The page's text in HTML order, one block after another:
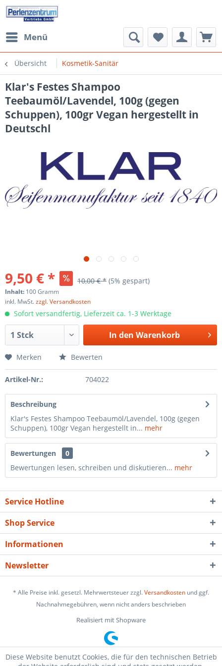
Menü
Übersicht Kosmetik-Sanitär
Klar's Festes Shampoo
Teebaumöl/Lavendel, 100g (gegen
Schuppen), 100gr Vegan hergestellt in
Deutschl
9,50 € * 10,00 € * (5% gespart)
Inhalt: 100 Gramm
inkl. MwSt.zzgl. Versandkosten
Sofort versandfertig, Lieferzeit ca. 1-3 Werktage
In den Warenkorb
Merken Bewerten
Artikel-Nr.: 704022
Beschreibung
Klar's Festes Shampoo Teebaumöl/Lavendel, 100g (gegen
Schuppen), 100gr Vegan hergestellt in... mehr
Bewertungen
0
Bewertungen lesen, schreiben und diskutieren... mehr
Service Hotline
Shop Service
Informationen
Newsletter
* Alle Preise inkl. gesetzl. Mehrwertsteuer zzgl.Versandkosten und ggf.
Nachnahmegebühren, wenn nicht anders beschrieben
Realisiert mit Shopware
Diese Website benutzt Cookies, die für den technischen Betrieb